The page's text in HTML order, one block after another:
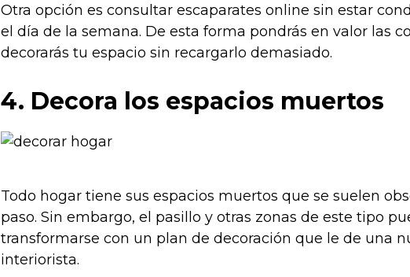
Otra opción es consultar escaparates online sin estar
el día de la semana. De esta forma pondrás en valor las
decorarás tu espacio sin recargarlo demasiado.
4. Decora los espacios muertos
Todo hogar tiene sus espacios muertos que se suelen
paso. Sin embargo, el pasillo y otras zonas de este tipo
transformarse con un plan de decoración que le de una
interiorista.